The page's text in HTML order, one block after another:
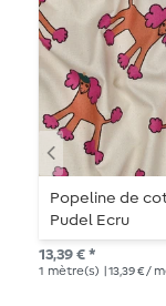
Popeline de
Pudel Ecru
13,39 € *
1 mètre(s) | 13,39 € /